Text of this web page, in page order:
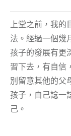
上堂之前，我的
法。經過一個幾
孩子的發展有更
習下去，有自信
別留意其他的父
孩子，自己諗一
己。